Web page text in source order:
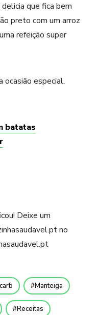
que fica bem
preto com um arroz
refeição super
ocasião especial.
batatas
Deixe um
no
Manteiga
Receitas